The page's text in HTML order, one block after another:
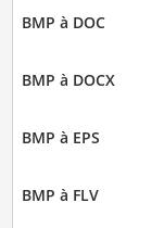
BMP à DOC
BMP à DOCX
BMP à EPS
BMP à FLV